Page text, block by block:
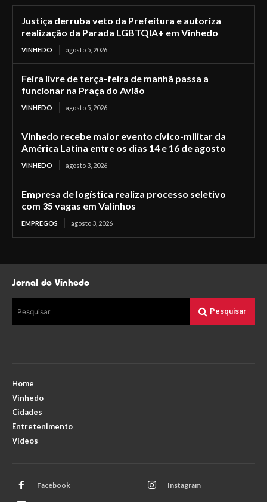
Justiça derruba veto da Prefeitura e autoriza
realização da Parada LGBTQIA+ em Vinhedo
VINHEDO agosto 5, 2026
Feira livre de terça-feira de manhã passa a
funcionar na Praça do Avião
VINHEDO agosto 5, 2026
Vinhedo recebe maior evento cívico-militar da
América Latina entre os dias 14 e 16 de agosto
VINHEDO agosto 3, 2026
Empresa de logística realiza processo seletivo
com 35 vagas em Valinhos
EMPREGOS agosto 3, 2026
Jornal de Vinhedo
Pesquisar Pesquisar
Home
Vinhedo
Cidades
Entretenimento
Vídeos
Facebook Instagram